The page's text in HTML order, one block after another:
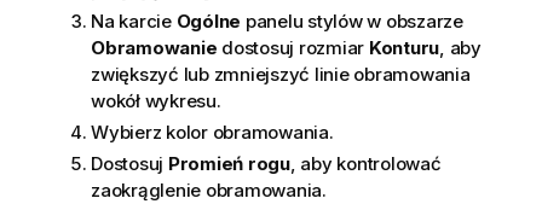
Na karcie Ogólne panelu stylów w obszarze
Obramowanie dostosuj rozmiar Konturu, aby
zwiększyć lub zmniejszyć linie obramowania
wokół wykresu.
Wybierz kolor obramowania.
Dostosuj Promień rogu, aby kontrolować
zaokrąglenie obramowania.